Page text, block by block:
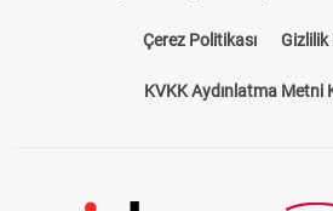
Çerez Politikası Gizlilik
KVKK Aydınlatma Metni